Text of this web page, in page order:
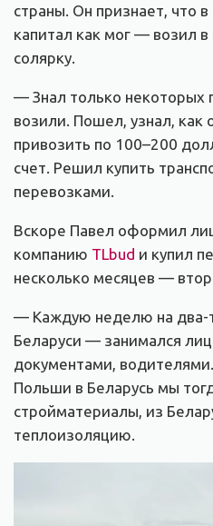
страны. Он признает, что
капитал как мог — возил
солярку.
— Знал только некоторых
возили. Пошел, узнал, как
привозить по 100–200
счет. Решил купить
перевозками.
Вскоре Павел оформил
компанию TLbud и купил
несколько месяцев —
— Каждую неделю на два-
Беларуси — занимался
документами,
Польши в Беларусь мы
стройматериалы, из
теплоизоляцию.